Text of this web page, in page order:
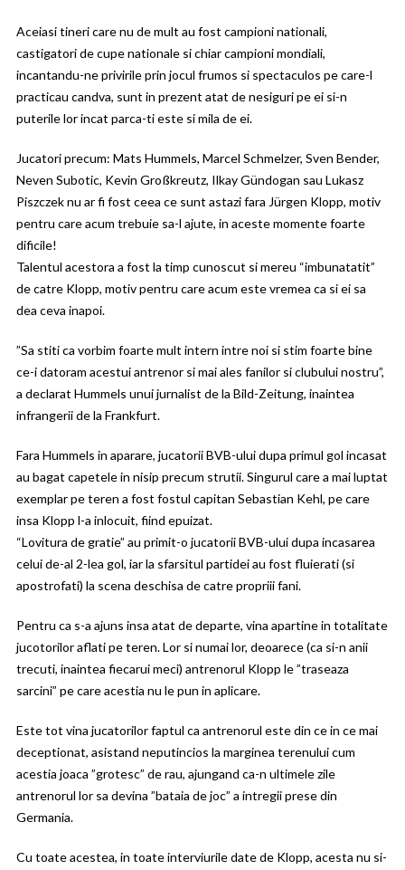
Aceiasi tineri care nu de mult au fost campioni nationali,
castigatori de cupe nationale si chiar campioni mondiali,
incantandu-ne privirile prin jocul frumos si spectaculos pe care-l
practicau candva, sunt in prezent atat de nesiguri pe ei si-n
puterile lor incat parca-ti este si mila de ei.
Jucatori precum: Mats Hummels, Marcel Schmelzer, Sven Bender,
Neven Subotic, Kevin Großkreutz, Ilkay Gündogan sau Lukasz
Piszczek nu ar fi fost ceea ce sunt astazi fara Jürgen Klopp, motiv
pentru care acum trebuie sa-l ajute, in aceste momente foarte
dificile!
Talentul acestora a fost la timp cunoscut si mereu “imbunatatit”
de catre Klopp, motiv pentru care acum este vremea ca si ei sa
dea ceva inapoi.
”Sa stiti ca vorbim foarte mult intern intre noi si stim foarte bine
ce-i datoram acestui antrenor si mai ales fanilor si clubului nostru”,
a declarat Hummels unui jurnalist de la Bild-Zeitung, inaintea
infrangerii de la Frankfurt.
Fara Hummels in aparare, jucatorii BVB-ului dupa primul gol incasat
au bagat capetele in nisip precum strutii. Singurul care a mai luptat
exemplar pe teren a fost fostul capitan Sebastian Kehl, pe care
insa Klopp l-a inlocuit, fiind epuizat.
“Lovitura de gratie” au primit-o jucatorii BVB-ului dupa incasarea
celui de-al 2-lea gol, iar la sfarsitul partidei au fost fluierati (si
apostrofati) la scena deschisa de catre propriii fani.
Pentru ca s-a ajuns insa atat de departe, vina apartine in totalitate
jucotorilor aflati pe teren. Lor si numai lor, deoarece (ca si-n anii
trecuti, inaintea fiecarui meci) antrenorul Klopp le ”traseaza
sarcini” pe care acestia nu le pun in aplicare.
Este tot vina jucatorilor faptul ca antrenorul este din ce in ce mai
deceptionat, asistand neputincios la marginea terenului cum
acestia joaca ”grotesc” de rau, ajungand ca-n ultimele zile
antrenorul lor sa devina ”bataia de joc” a intregii prese din
Germania.
Cu toate acestea, in toate interviurile date de Klopp, acesta nu si-